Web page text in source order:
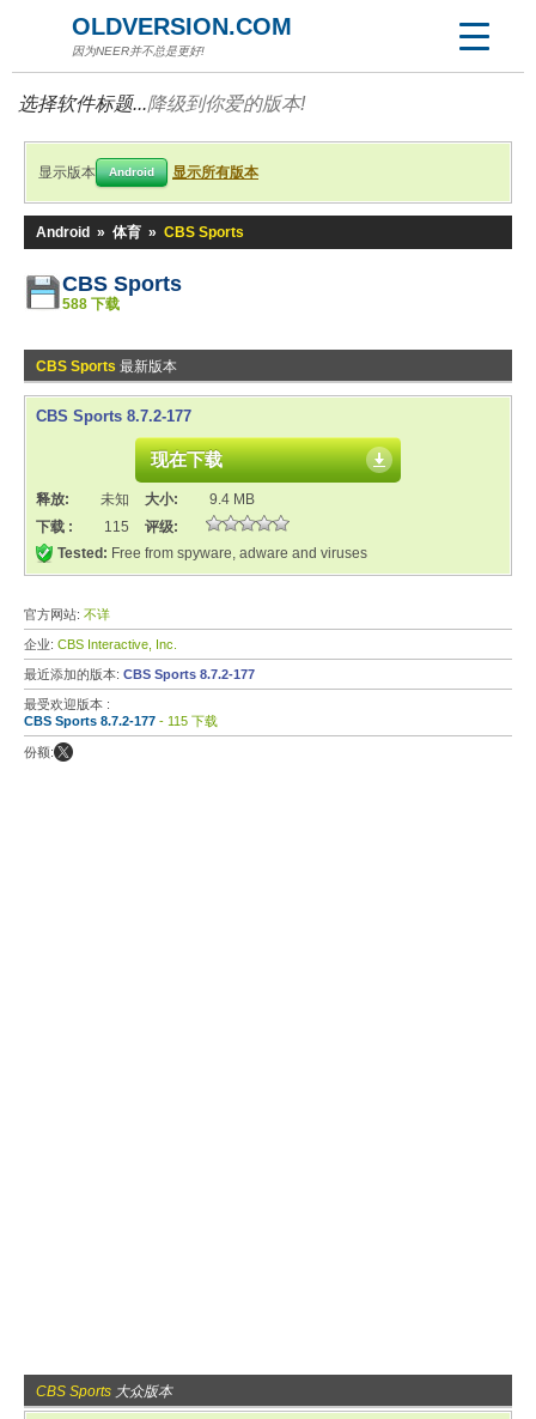
OLDVERSION.COM
因为NEER并不总是更好!
选择软件标题...降级到你爱的版本!
显示版本 Android 显示所有版本
Android » 体育 » CBS Sports
CBS Sports
588 下载
CBS Sports 最新版本
CBS Sports 8.7.2-177
现在下载
释放: 未知 大小:
9.4 MB
下载 :
115
评级:
Tested: Free from spyware, adware and viruses
官方网站: 不详
企业: CBS Interactive, Inc.
最近添加的版本: CBS Sports 8.7.2-177
最受欢迎版本 :
CBS Sports 8.7.2-177 - 115 下载
份额:
CBS Sports 大众版本